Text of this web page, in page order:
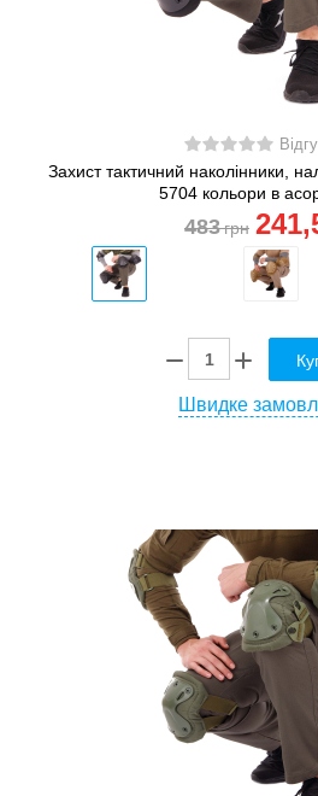
Захист тактичний наколінники,
5704 кольори в
483грн 241
Швидке